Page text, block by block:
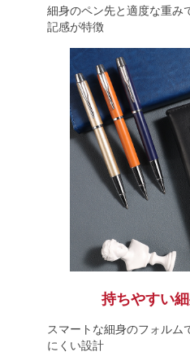
細身のペン先と適度な重み
記感が特徴
持ちやすい
スマートな細身のフォルム
にくい設計